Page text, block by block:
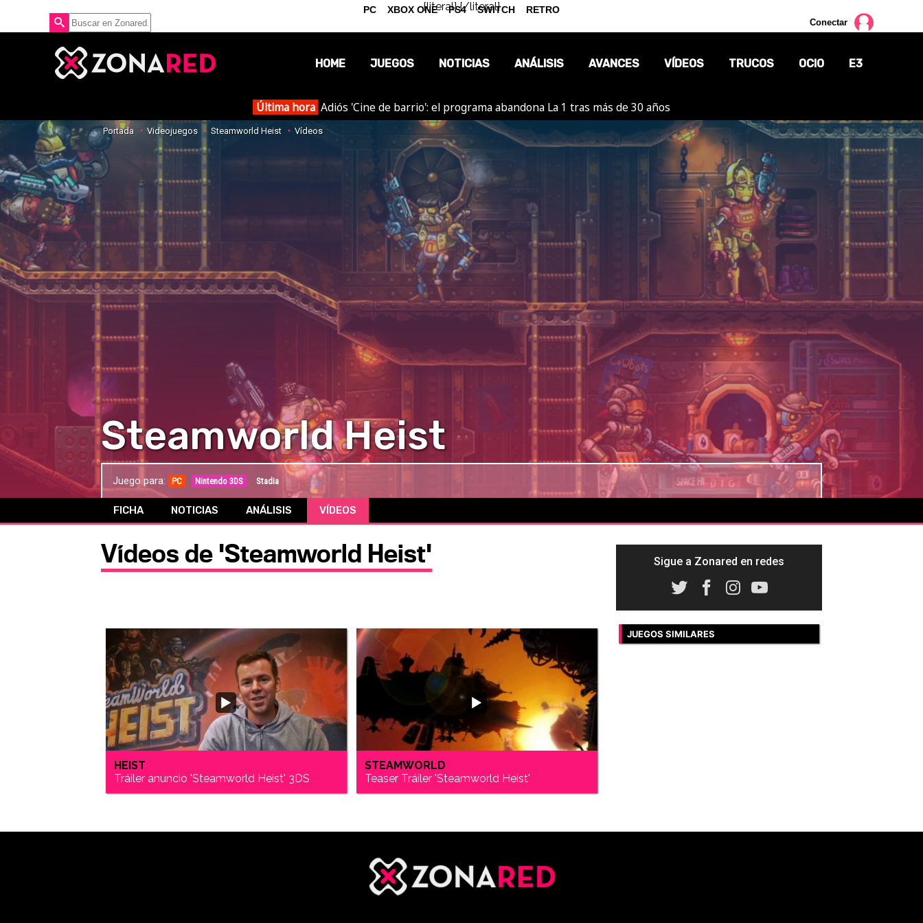
{literal}{/literal}
Conectar
HOME JUEGOS NOTICIAS
OPINIÓN
REPORTAJES
ANÁLISIS AVANCES VÍDEOS TRUCOS OCIO
TV
E3
Última hora Adiós 'Cine de barrio': el programa abandona La 1 tras más de 30 años
Portada Videojuegos Steamworld Heist Vídeos
Steamworld Heist
Juego para: PC Nintendo 3DS Stadia
FICHA NOTICIAS ANÁLISIS VÍDEOS
Vídeos de 'Steamworld Heist'
HEIST
Tráiler anuncio 'Steamworld Heist' 3DS
STEAMWORLD
Teaser Tráiler 'Steamworld Heist'
Sigue a Zonared en redes
JUEGOS SIMILARES
PC XBOX ONE PS4 SWITCH RETRO